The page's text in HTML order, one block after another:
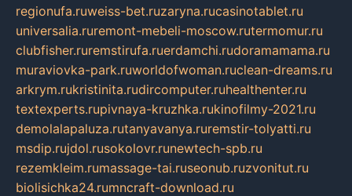
regionufa.ruweiss-bet.ruzaryna.rucasinotablet.ru
universalia.ruremont-mebeli-moscow.rutermomur.ru
clubfisher.ruremstirufa.ruerdamchi.rudoramamama.ru
muraviovka-park.ruworldofwoman.ruclean-dreams.ru
arkrym.rukristinita.rudircomputer.ruhealthenter.ru
textexperts.rupivnaya-kruzhka.rukinofilmy-2021.ru
demolalapaluza.rutanyavanya.ruremstir-tolyatti.ru
msdip.rujdol.rusokolovr.runewtech-spb.ru
rezemkleim.rumassage-tai.ruseonub.ruzvonitut.ru
biolisichka24.rumncraft-download.ru